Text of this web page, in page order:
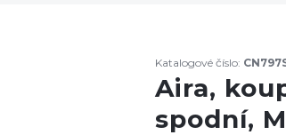
Katalogové číslo:
Aira,
spodní,